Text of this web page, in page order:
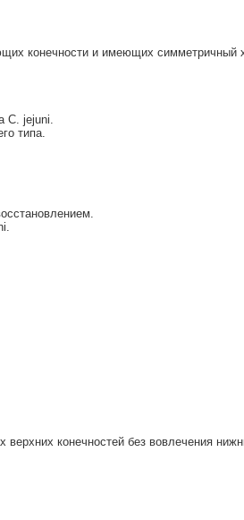
конечности и имеющих симметричный
C. jejuni.
типа.
конечностей без вовлечения